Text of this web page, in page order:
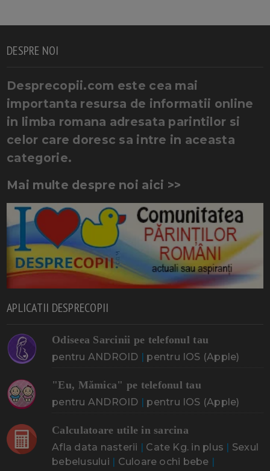
DESPRE NOI
Desprecopii.com este cea mai
importanta resursa de informatii online
in limba romana adresata parintilor si
celor care doresc sa intre in aceasta
categorie.
Mai multe despre noi aici >>
APLICATII DESPRECOPII
Odiseea Sarcinii pe telefonul tau
pentru ANDROID | pentru IOS (Apple)
"Eu, Mămica" pe telefonul tau
pentru ANDROID | pentru IOS (Apple)
Calculatoare utile in sarcina
Afla data nasterii | Cate Kg. in plus | Sexul
bebelusului | Culoare ochi bebe |